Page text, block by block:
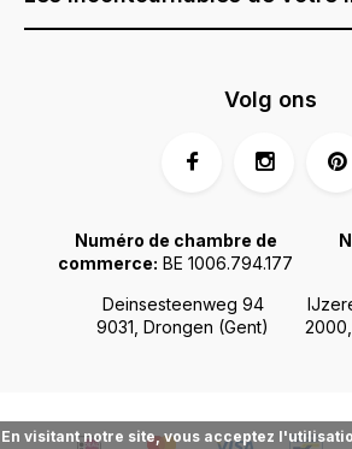
Deinsesteenweg 94
9031, Drongen (Gent)
Numéro de chambre de
commerce: BE 1006.794.177
Volg ons
En visitant notre site, vous acceptez